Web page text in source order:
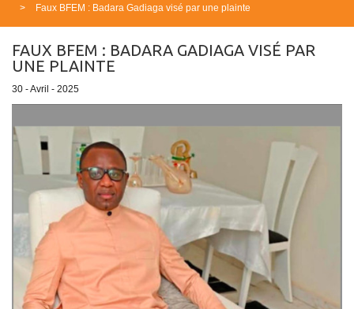
Faux BFEM : Badara Gadiaga visé par une plainte
FAUX BFEM : BADARA GADIAGA VISÉ PAR
UNE PLAINTE
30 - Avril - 2025